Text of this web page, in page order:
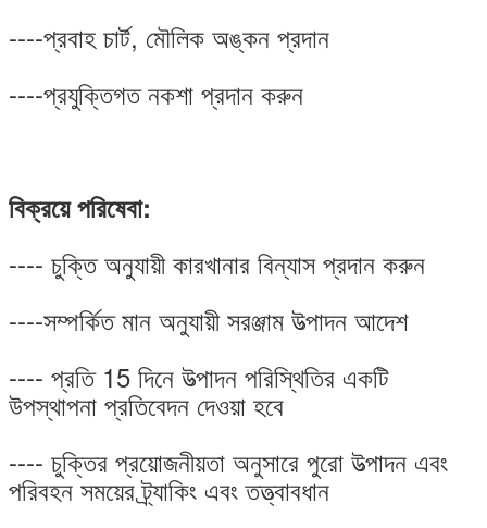
----প্রবাহ চার্ট, মৌলিক অঙ্কন প্রদান
----প্রযুক্তিগত নকশা প্রদান করুন
বিক্রয়ে পরিষেবা:
---- চুক্তি অনুযায়ী কারখানার বিন্যাস প্রদান করুন
----সম্পর্কিত মান অনুযায়ী সরঞ্জাম উত্পাদন আদেশ
---- প্রতি 15 দিনে উত্পাদন পরিস্থিতির একটি
উপস্থাপনা প্রতিবেদন দেওয়া হবে
---- চুক্তির প্রয়োজনীয়তা অনুসারে পুরো উত্পাদন এবং
পরিবহন সময়ের ট্র্যাকিং এবং তত্ত্বাবধান